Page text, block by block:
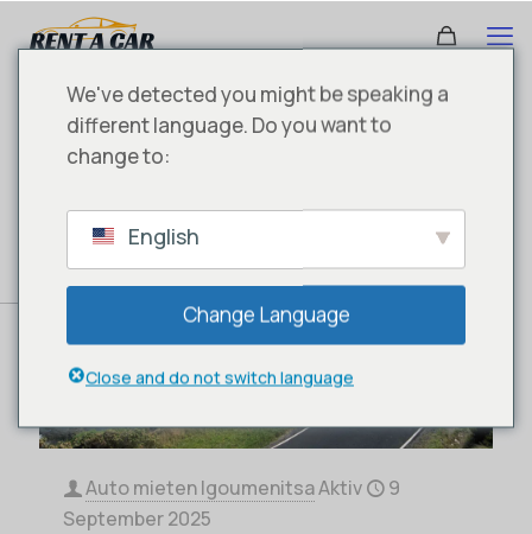
Auto mieten IgoumenitsaAktiv
9
September 2025
We've detected you might be speaking a
different language. Do you want to
change to:
English
Change Language
Close and do not switch language